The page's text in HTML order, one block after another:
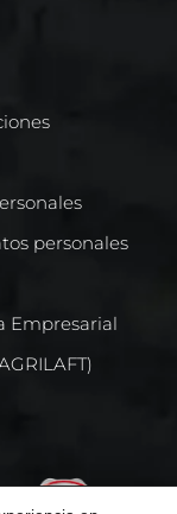
personales
Empresarial